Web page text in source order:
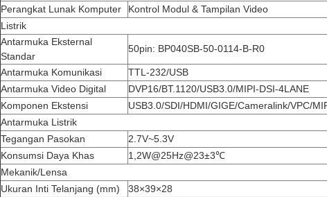
Perangkat Lunak Komputer
Kontrol Modul & Tampilan Video
Listrik
Antarmuka Eksternal
Standar
50pin: BP040SB-50-0114-B-R0
Antarmuka Komunikasi
TTL-232/USB
Antarmuka Video Digital
DVP16/BT.1120/USB3.0/MIPI-DSI-4LANE
Komponen Ekstensi
USB3.0/SDI/HDMI/GIGE/Cameralink/VPC/
Antarmuka Listrik
Tegangan Pasokan
2.7V~5.3V
Konsumsi Daya Khas
1,2W@25Hz@23±3℃
Mekanik/Lensa
Ukuran Inti Telanjang (mm)
38×39×28